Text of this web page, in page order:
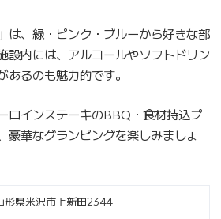
は、緑・ピンク・ブルーから好きな部
設内には、アルコールやソフトドリン
るのも魅力的です。
ロインステーキのBBQ・食材持込プ
豪華なグランピングを楽しみましょ
形県米沢市上新田2344